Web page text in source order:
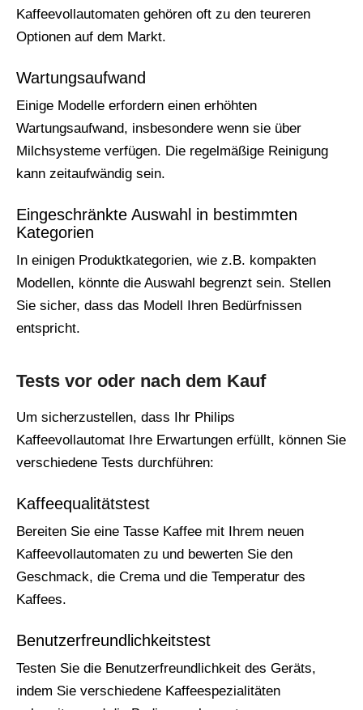
Kaffeevollautomaten gehören oft zu den teureren
Optionen auf dem Markt.
Wartungsaufwand
Einige Modelle erfordern einen erhöhten
Wartungsaufwand, insbesondere wenn sie über
Milchsysteme verfügen. Die regelmäßige Reinigung
kann zeitaufwändig sein.
Eingeschränkte Auswahl in bestimmten
Kategorien
In einigen Produktkategorien, wie z.B. kompakten
Modellen, könnte die Auswahl begrenzt sein. Stellen
Sie sicher, dass das Modell Ihren Bedürfnissen
entspricht.
Tests vor oder nach dem Kauf
Um sicherzustellen, dass Ihr Philips
Kaffeevollautomat Ihre Erwartungen erfüllt, können Sie
verschiedene Tests durchführen:
Kaffeequalitätstest
Bereiten Sie eine Tasse Kaffee mit Ihrem neuen
Kaffeevollautomaten zu und bewerten Sie den
Geschmack, die Crema und die Temperatur des
Kaffees.
Benutzerfreundlichkeitstest
Testen Sie die Benutzerfreundlichkeit des Geräts,
indem Sie verschiedene Kaffeespezialitäten